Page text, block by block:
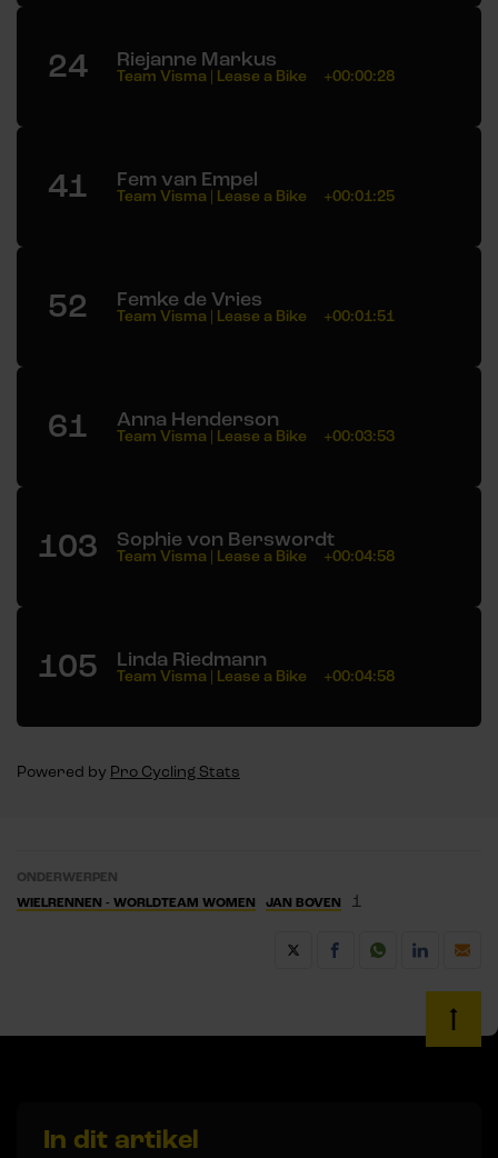
24 Riejanne Markus
Team Visma | Lease a Bike +00:00:28
41 Fem van Empel
Team Visma | Lease a Bike +00:01:25
52 Femke de Vries
Team Visma | Lease a Bike +00:01:51
61 Anna Henderson
Team Visma | Lease a Bike +00:03:53
103 Sophie von Berswordt
Team Visma | Lease a Bike +00:04:58
105 Linda Riedmann
Team Visma | Lease a Bike +00:04:58
Powered by Pro Cycling Stats
ONDERWERPEN
WIELRENNEN - WORLDTEAM WOMEN
JAN BOVEN 1
In dit artikel